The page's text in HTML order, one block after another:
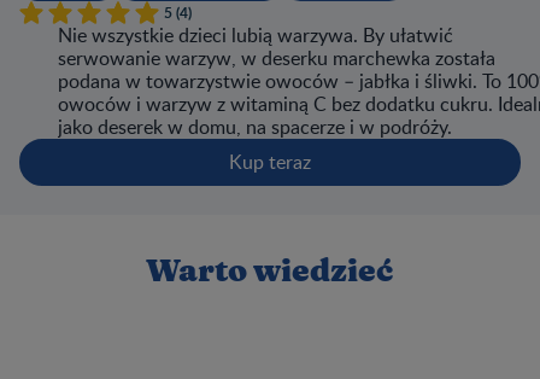
5 (4)
Nie wszystkie dzieci lubią warzywa. By ułatwić
serwowanie warzyw, w deserku marchewka została
podana w towarzystwie owoców – jabłka i śliwki. To
owoców i warzyw z witaminą C bez dodatku cukru.
jako deserek w domu, na spacerze i w podróży.
Kup teraz
Warto wiedzieć